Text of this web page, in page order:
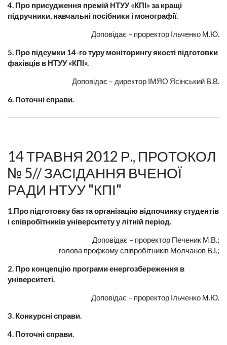
4. Про присудження премій НТУУ «КПІ» за кращі
підручники, навчальні посібники і монографії.
Доповідає – проректор Ільченко М.Ю.
5. Про підсумки 14-го туру моніторингу якості підготовки
фахівців в НТУУ «КПІ».
Доповідає – директор ІМЯО Ясінський В.В.
6. Поточні справи.
14 ТРАВНЯ 2012 Р., ПРОТОКОЛ
№ 5// ЗАСІДАННЯ ВЧЕНОЇ
РАДИ НТУУ "КПІ"
1.Про підготовку баз та організацію відпочинку студентів
і співробітників університету у літній період.
Доповідає – проректор Печеник М.В.;
голова профкому співробітників Молчанов В.І.;
2. Про концепцію програми енергозбереження в
університеті.
Доповідає – проректор Ільченко М.Ю.
3. Конкурсні справи.
4. Поточні справи.